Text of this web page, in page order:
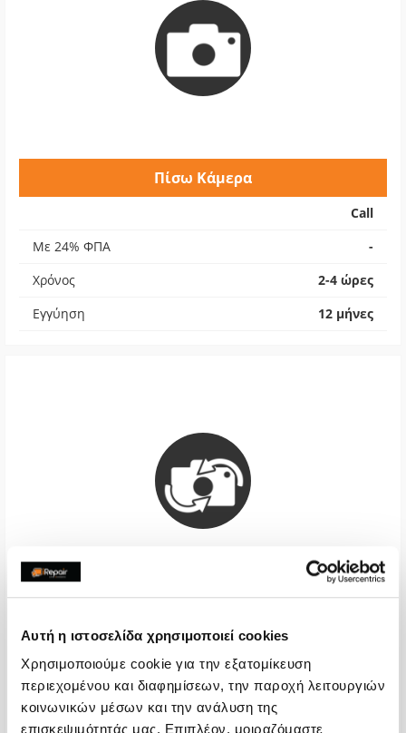
Αυτή η ιστοσελίδα χρησιμοποιεί cookies
Χρησιμοποιούμε cookie για την εξατομίκευση
περιεχομένου και διαφημίσεων, την παροχή λειτουργιών
κοινωνικών μέσων και την ανάλυση της
επισκεψιμότητάς μας. Επιπλέον, μοιραζόμαστε
Πίσω Κάμερα
Call
Με 24% ΦΠΑ
-
Χρόνος
2-4 ώρες
Εγγύηση
12 μήνες
Με 24% ΦΠΑ
-
Χρόνος